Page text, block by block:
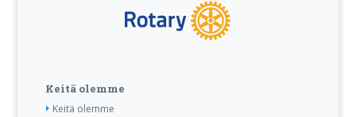
Keitä olemme
Keitä olemme